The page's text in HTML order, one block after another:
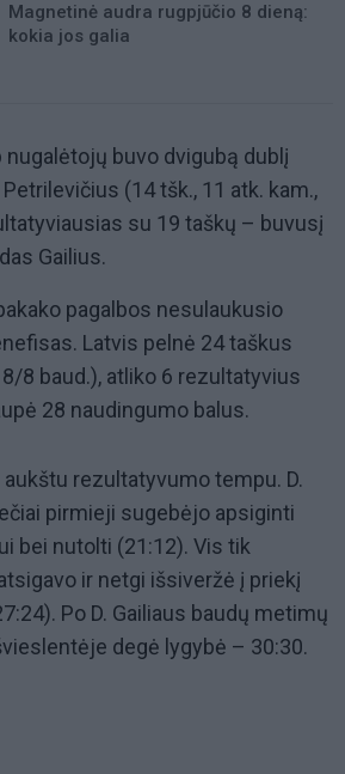
Magnetinė audra rugpjūčio 8 dieną:
kokia jos galia
buvo dvigubą dublį
(14 tšk., 11 atk. kam.,
su 19 taškų – buvusį
Gailius.
pagalbos nesulaukusio
Latvis pelnė 24 taškus
8 baud.), atliko 6 rezultatyvius
28 naudingumo balus.
rezultatyvumo tempu. D.
pirmieji sugebėjo apsiginti
bei nutolti (21:12). Vis tik
ir netgi išsiveržė į priekį
Po D. Gailiaus baudų metimų
degė lygybė – 30:30.